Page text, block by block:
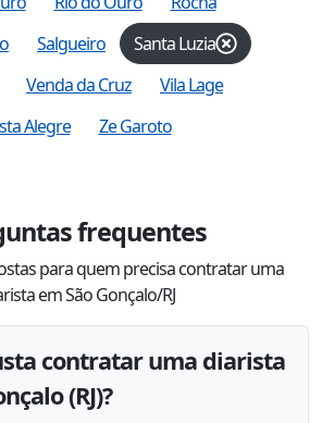
Salgueiro
Santa Luzia
Venda da Cruz
Vila Lage
Alegre
Ze Garoto
frequentes
para quem precisa contratar uma
em São Gonçalo/RJ
contratar uma diarista
(RJ)?